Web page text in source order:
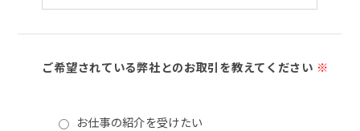
ご希望されている弊社とのお取引を教えてください ※
お仕事の紹介を受けたい